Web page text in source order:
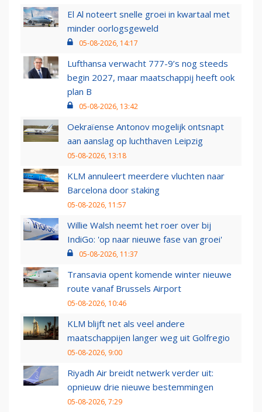
El Al noteert snelle groei in kwartaal met
minder oorlogsgeweld
05-08-2026, 14:17
Lufthansa verwacht 777-9’s nog steeds
begin 2027, maar maatschappij heeft ook
plan B
05-08-2026, 13:42
Oekraïense Antonov mogelijk ontsnapt
aan aanslag op luchthaven Leipzig
05-08-2026, 13:18
KLM annuleert meerdere vluchten naar
Barcelona door staking
05-08-2026, 11:57
Willie Walsh neemt het roer over bij
IndiGo: 'op naar nieuwe fase van groei'
05-08-2026, 11:37
Transavia opent komende winter nieuwe
route vanaf Brussels Airport
05-08-2026, 10:46
KLM blijft net als veel andere
maatschappijen langer weg uit Golfregio
05-08-2026, 9:00
Riyadh Air breidt netwerk verder uit:
opnieuw drie nieuwe bestemmingen
05-08-2026, 7:29